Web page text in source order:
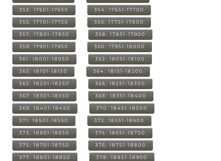
353: 17601-17650 354: 17651-17700
355: 17701-17750 356: 17751-17800
357: 17801-17850 358: 17851-17900
359: 17901-17950 360: 17951-18000
361: 18001-18050 362: 18051-18100
363: 18101-18150 364: 18151-18200
365: 18201-18250 366: 18251-18300
367: 18301-18350 368: 18351-18400
369: 18401-18450 370: 18451-18500
371: 18501-18550 372: 18551-18600
373: 18601-18650 374: 18651-18700
375: 18701-18750 376: 18751-18800
377: 18801-18850 378: 18851-18900